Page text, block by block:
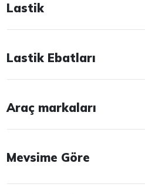
Lastik
Lastik Ebatları
Araç markaları
Mevsime Göre